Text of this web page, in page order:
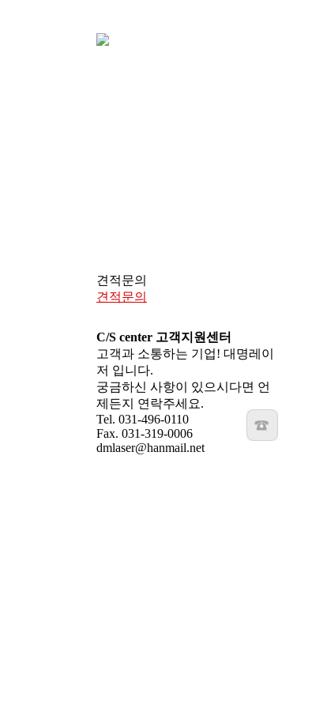
견적문의
견적문의
C/S center 고객지원센터
고객과 소통하는 기업! 대명레이
저 입니다.
궁금하신 사항이 있으시다면 언
제든지 연락주세요.
Tel. 031-496-0110
Fax. 031-319-0006
dmlaser@hanmail.net